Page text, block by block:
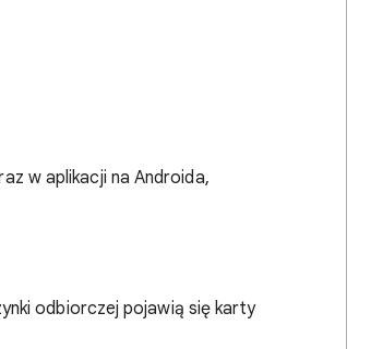
w aplikacji na Androida,
odbiorczej pojawią się karty